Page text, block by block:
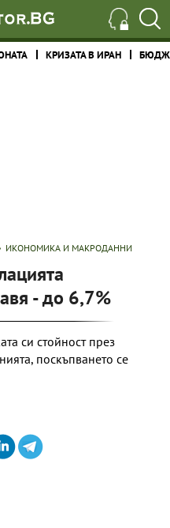
КРИЗАТА В ИРАН
ИКОНОМИКА И МАКРОДАННИ
- до 6,7%
си стойност през
поскъпването се